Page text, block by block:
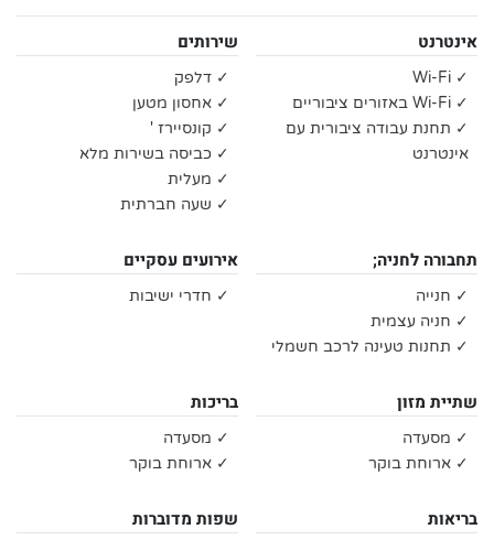
אינטרנט
✓ Wi-Fi
✓ Wi-Fi באזורים ציבוריים
✓ תחנת עבודה ציבורית עם
אינטרנט
שירותים
✓ דלפק
✓ אחסון מטען
✓ קונסיירז '
✓ כביסה בשירות מלא
✓ מעלית
✓ שעה חברתית
תחבורה לחניה;
✓ חנייה
✓ חניה עצמית
✓ תחנות טעינה לרכב חשמלי
אירועים עסקיים
✓ חדרי ישיבות
שתיית מזון
✓ מסעדה
✓ ארוחת בוקר
בריכות
✓ מסעדה
✓ ארוחת בוקר
בריאות שפות מדוברות